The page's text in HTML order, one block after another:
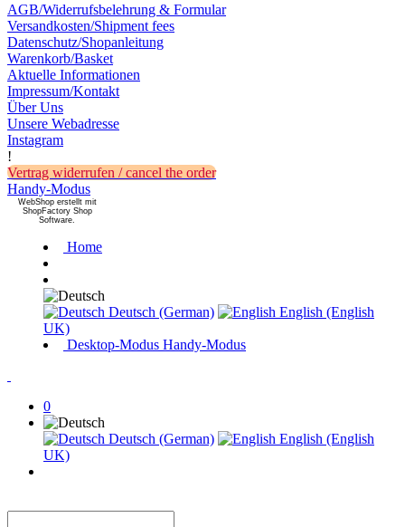
AGB/Widerrufsbelehrung & Formular
Versandkosten/Shipment fees
Datenschutz/Shopanleitung
Warenkorb/Basket
Aktuelle Informationen
Impressum/Kontakt
Über Uns
Unsere Webadresse
Instagram
!
Vertrag widerrufen / cancel the order
Handy-Modus
WebShop erstellt mit
ShopFactory Shop
Software.
Home
Deutsch (German)
English (English
UK)
Desktop-Modus Handy-Modus
0
Deutsch (German)
English (English
UK)